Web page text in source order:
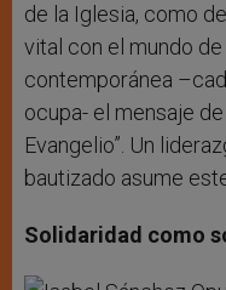
de la Iglesia, como
vital con el mundo
contemporánea
ocupa- el mensaje
Evangelio”. Un
bautizado asume
Solidaridad como